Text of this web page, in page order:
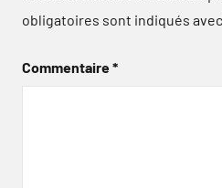
obligatoires sont indiqués avec
Commentaire*